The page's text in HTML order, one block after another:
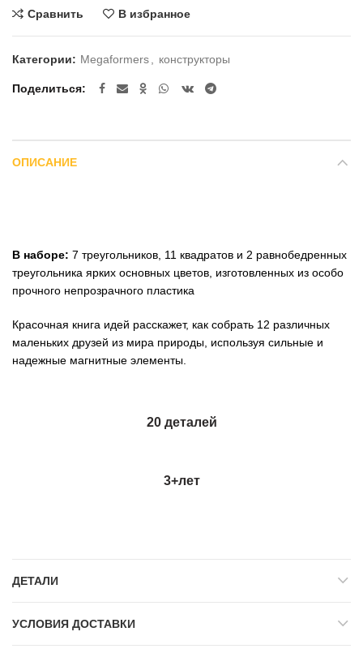
Сравнить В избранное
Категории: Megaformers конструкторы
Поделиться
ОПИСАНИЕ
В наборе: 7 треугольников, 11 квадратов и 2 равнобедренных
треугольника ярких основных цветов, изготовленных из особо
прочного непрозрачного пластика
Красочная книга идей расскажет, как собрать 12 различных
маленьких друзей из мира природы, используя сильные и
надежные магнитные элементы.
20 деталей
3+лет
ДЕТАЛИ
УСЛОВИЯ ДОСТАВКИ